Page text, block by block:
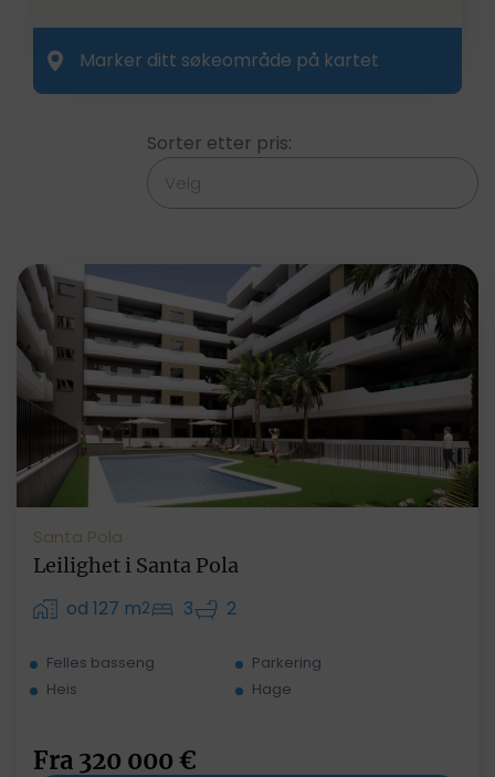
Marker ditt søkeområde på kartet
Sorter etter pris:
Santa Pola
Leilighet i Santa Pola
od 127 m2 3 2
Felles basseng
Parkering
Heis
Hage
Fra 320 000 €